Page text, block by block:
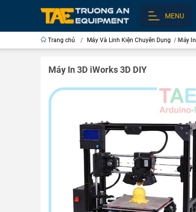
MENU
Trang chủ / Máy Và Linh Kiện Chuyên Dụng / Máy
Máy In 3D iWorks 3D DIY